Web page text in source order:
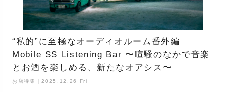
“私的”に至極なオーディオルーム番外編
Mobile SS Listening Bar 〜喧騒のなかで音楽
とお酒を楽しめる、新たなオアシス〜
お店特集｜2025.12.26 Fri